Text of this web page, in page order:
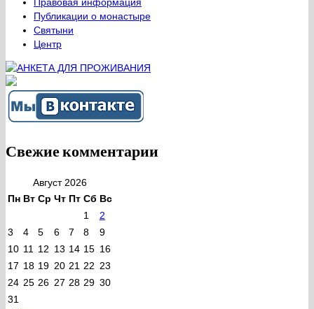
Правовая информация
Публикации о монастыре
Святыни
Центр
Свежие комментарии
Август 2026
Пн Вт Ср Чт Пт Сб Вс
1
2
3
4 5 6 7 8
9
10 11 12 13 14 15 16
17 18 19 20 21 22 23
24 25 26 27 28 29 30
31